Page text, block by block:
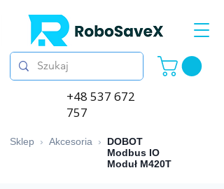
+48 537 672
757
Sklep › Akcesoria ›
DOBOT
Modbus IO
Moduł M420T